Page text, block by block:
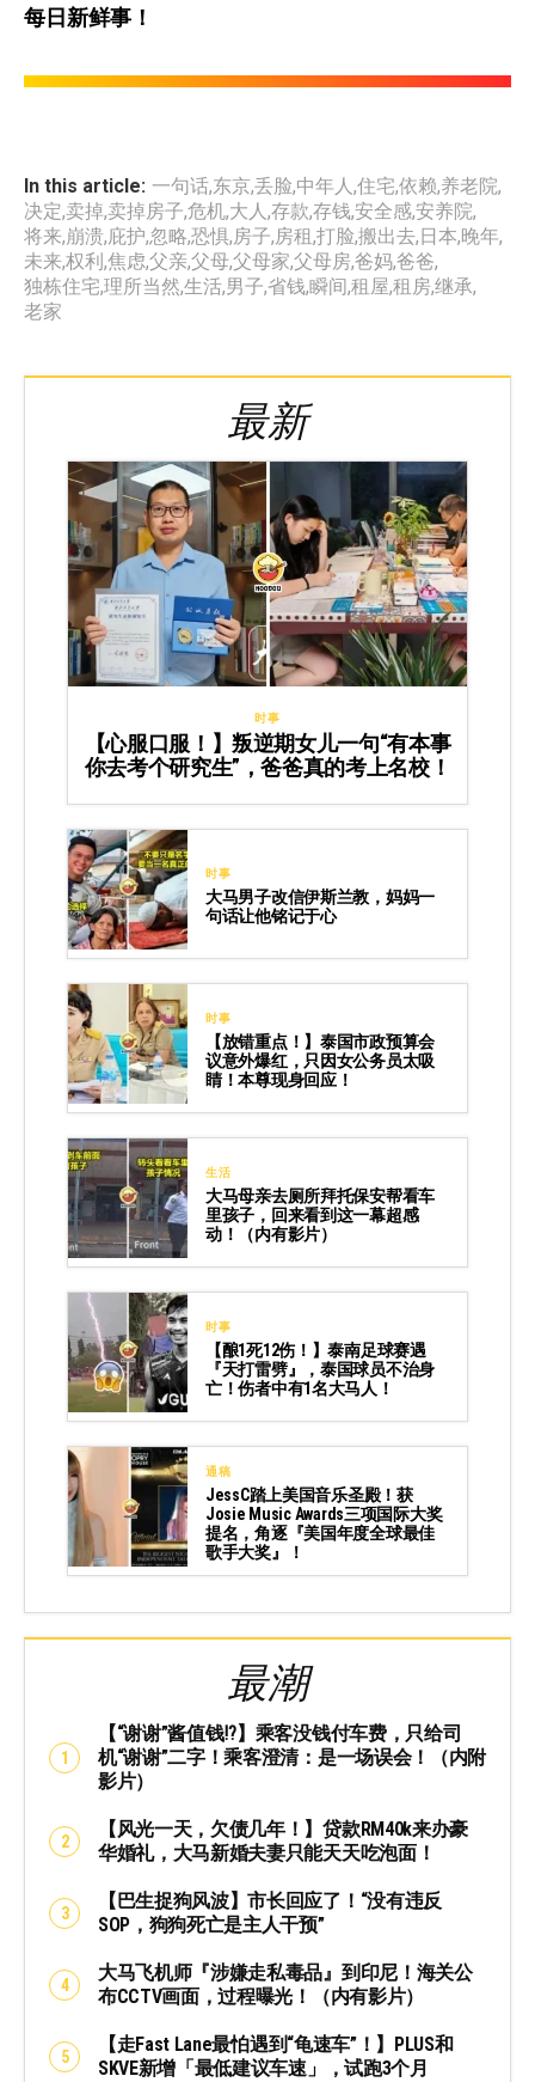
每日新鲜事！
In this article: 一句话,东京,丢脸,中年人,住宅,依赖,养老院,
决定,卖掉,卖掉房子,危机,大人,存款,存钱,安全感,安养院,
将来,崩溃,庇护,忽略,恐惧,房子,房租,打脸,搬出去, 日本,晚年,
未来,权利 ,焦虑,父亲,父母,父母家,父母房,爸妈,爸爸,
独栋住宅,理所当然,生活,男子,省钱,瞬间,租屋,租房,继承,
老家
最新
时事
【心服口服！】叛逆期女儿一句“有本事
你去考个研究生”，爸爸真的考上名校！
时事
大马男子改信伊斯兰教，妈妈一
句话让他铭记于心
时事
【放错重点！】泰国市政预算会
议意外爆红，只因女公务员太吸
睛！本尊现身回应！
生活
大马母亲去厕所拜托保安帮看车
里孩子，回来看到这一幕超感
动！（内有影片）
时事
【酿1死12伤！】泰南足球赛遇
『天打雷劈』，泰国球员不治身
亡！伤者中有1名大马人！
通稿
JessC踏上美国音乐圣殿！获
Josie Music Awards三项国际大奖
提名，角逐『美国年度全球最佳
歌手大奖』！
最潮
【“谢谢”酱值钱⁉️】乘客没钱付车费，只给司
机“谢谢”二字！乘客澄清：是一场误会！（内附
影片）
【风光一天，欠债几年！】贷款RM40k来办豪
华婚礼，大马新婚夫妻只能天天吃泡面！
【巴生捉狗风波】市长回应了！“没有违反
SOP，狗狗死亡是主人干预”
大马飞机师『涉嫌走私毒品』到印尼！海关公
布CCTV画面，过程曝光！（内有影片）
【走Fast Lane最怕遇到“龟速车”！】PLUS和
SKVE新增「最低建议车速」，试跑3个月